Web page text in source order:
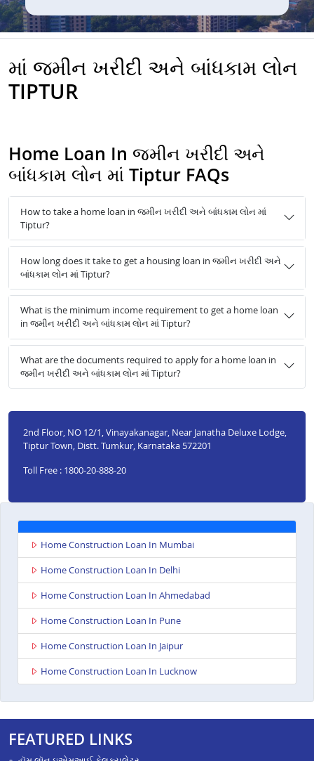
માં જમીન ખરીદી અને બાંધકામ લોન
TIPTUR
Home Loan In જમીન ખરીદી અને
બાંધકામ લોન માં Tiptur FAQs
How to take a home loan in જમીન ખરીદી અને બાંધકામ લોન માં
Tiptur?
How long does it take to get a housing loan in જમીન ખરીદી અને
બાંધકામ લોન માં Tiptur?
What is the minimum income requirement to get a home loan
in જમીન ખરીદી અને બાંધકામ લોન માં Tiptur?
What are the documents required to apply for a home loan in
જમીન ખરીદી અને બાંધકામ લોન માં Tiptur?
2nd Floor, NO 12/1, Vinayakanagar, Near Janatha Deluxe Lodge,
Tiptur Town, Distt. Tumkur, Karnataka 572201
Toll Free : 1800-20-888-20
Home Construction Loan In Mumbai
Home Construction Loan In Delhi
Home Construction Loan In Ahmedabad
Home Construction Loan In Pune
Home Construction Loan In Jaipur
Home Construction Loan In Lucknow
FEATURED LINKS